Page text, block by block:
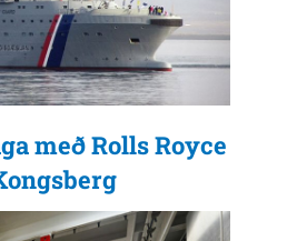
með Rolls Royce